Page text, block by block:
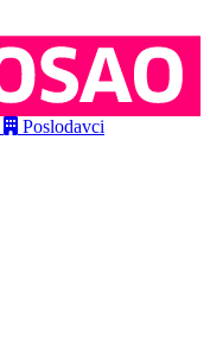
Poslodavci